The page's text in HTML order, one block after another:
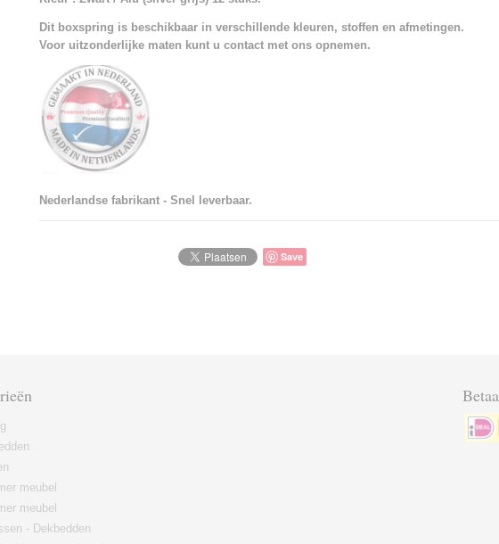
Dit boxspring is beschikbaar in verschillende kleuren, stoffen en afmetingen.
Voor uitzonderlijke maten kunt u contact met ons opnemen.
Nederlandse fabrikant - Snel leverbaar.
Save
meubel
meubel
- Dekbedden